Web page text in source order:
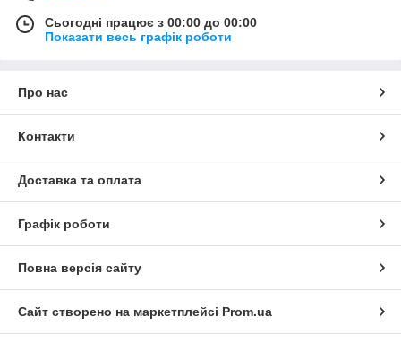
Сьогодні працює з 00:00 до 00:00
Показати весь графік роботи
Про нас
Контакти
Доставка та оплата
Графік роботи
Повна версія сайту
Сайт створено на маркетплейсі Prom.ua